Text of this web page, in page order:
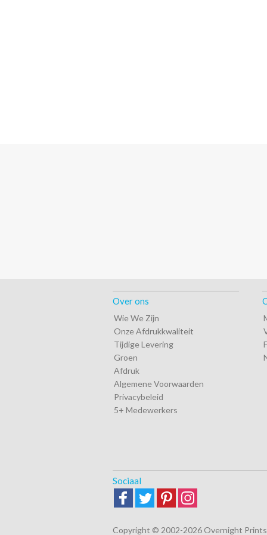
Over ons
Wie We Zijn
Onze Afdrukkwaliteit
Tijdige Levering
Groen
Afdruk
Algemene Voorwaarden
Privacybeleid
5+ Medewerkers
Sociaal
Copyright © 2002-2026 Overnight Prints